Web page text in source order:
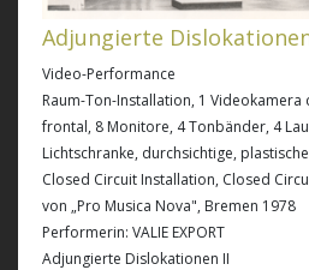
Adjungierte
Video-Performance
Raum-Ton-Installation, 1
frontal, 8 Monitore, 4 Tonbänder, 4
Lichtschranke, durchsichtige,
Closed Circuit Installation, Closed
von „Pro Musica Nova", Bremen 1978
Performerin: VALIE EXPORT
Adjungierte Dislokationen II